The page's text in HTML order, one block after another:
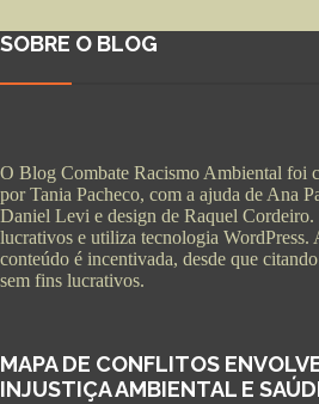
SOBRE O BLOG
O Blog Combate Racismo Ambiental foi
por Tania Pacheco, com a ajuda de Ana
Daniel Levi e design de Raquel
lucrativos e utiliza tecnologia WordPress.
conteúdo é incentivada, desde que
sem fins lucrativos.
MAPA DE CONFLITOS
INJUSTIÇA AMBIENTAL E